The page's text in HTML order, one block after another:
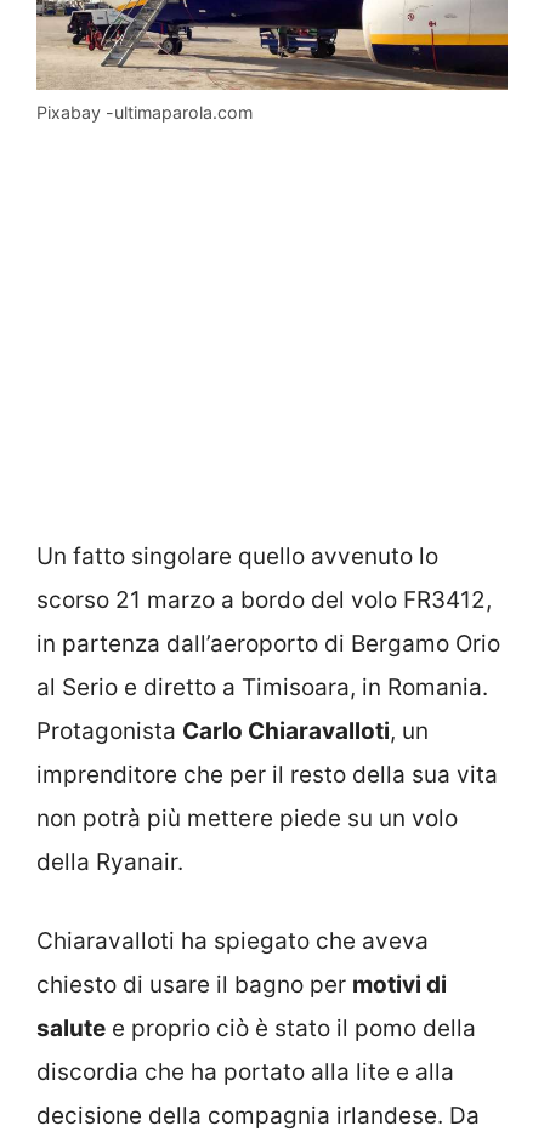
Pixabay -ultimaparola.com
Un fatto singolare quello avvenuto lo
scorso 21 marzo a bordo del volo FR3412,
in partenza dall’aeroporto di Bergamo Orio
al Serio e diretto a Timisoara, in Romania.
Protagonista Carlo Chiaravalloti, un
imprenditore che per il resto della sua vita
non potrà più mettere piede su un volo
della Ryanair.
Chiaravalloti ha spiegato che aveva
chiesto di usare il bagno per motivi di
salute e proprio ciò è stato il pomo della
discordia che ha portato alla lite e alla
decisione della compagnia irlandese. Da